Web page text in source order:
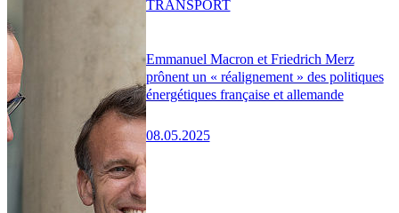
Emmanuel Macron et Friedrich Merz
prônent un « réalignement » des politiques
énergétiques française et allemande
08.05.2025
TRANSPORT